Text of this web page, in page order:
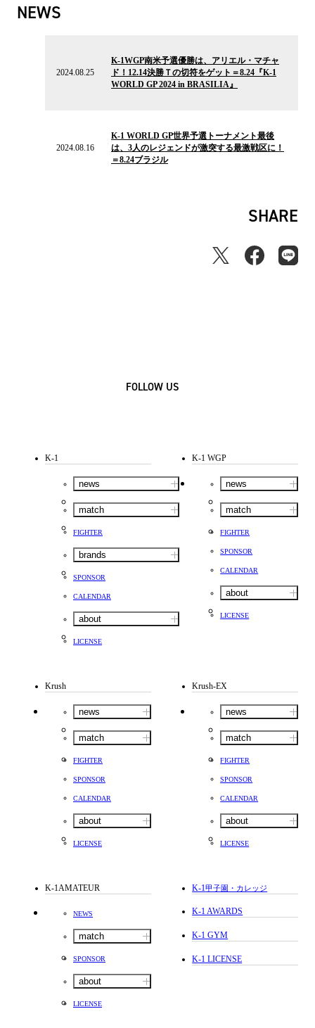
NEWS
2024.08.25
K-1WGP南米予選優勝は、アリエル・マチャ
ド！12.14決勝Ｔの切符をゲット＝8.24『K-1
WORLD GP 2024 in BRASILIA』
2024.08.16
K-1 WORLD GP世界予選トーナメント最後
は、3人のレジェンドが激突する最激戦区に！
＝8.24ブラジル
SHARE
FOLLOW US
K-1
news
match
FIGHTER
brands
SPONSOR
CALENDAR
about
LICENSE
K-1 WGP
news
match
FIGHTER
SPONSOR
CALENDAR
about
LICENSE
Krush
news
match
FIGHTER
SPONSOR
CALENDAR
about
LICENSE
Krush-EX
news
match
FIGHTER
SPONSOR
CALENDAR
about
LICENSE
K-1AMATEUR
NEWS
match
SPONSOR
about
LICENSE
K-1甲子園・カレッジ
K-1 AWARDS
K-1 GYM
K-1 LICENSE